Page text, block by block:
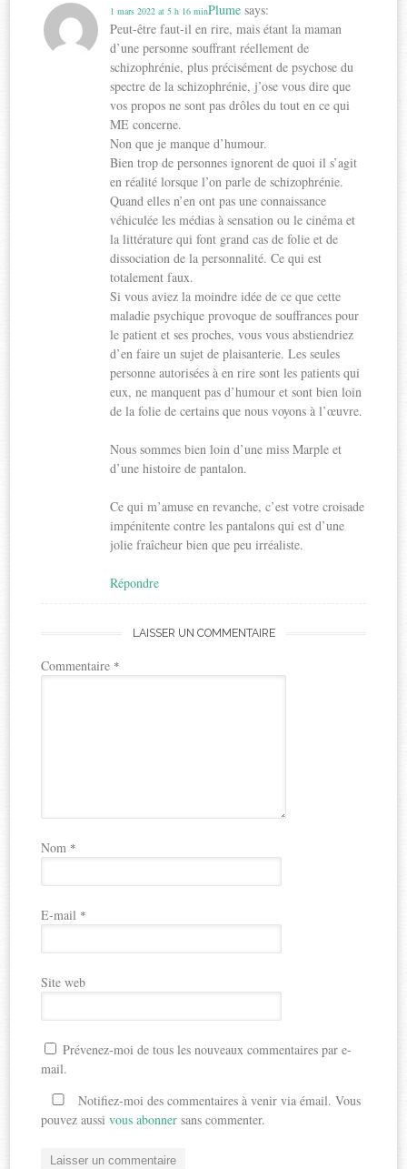
Plume says:
1 mars 2022 at 5 h 16 min
Peut-être faut-il en rire, mais étant la maman
d’une personne souffrant réellement de
schizophrénie, plus précisément de psychose du
spectre de la schizophrénie, j’ose vous dire que
vos propos ne sont pas drôles du tout en ce qui
ME concerne.
Non que je manque d’humour.
Bien trop de personnes ignorent de quoi il s’agit
en réalité lorsque l’on parle de schizophrénie.
Quand elles n’en ont pas une connaissance
véhiculée les médias à sensation ou le cinéma et
la littérature qui font grand cas de folie et de
dissociation de la personnalité. Ce qui est
totalement faux.
Si vous aviez la moindre idée de ce que cette
maladie psychique provoque de souffrances pour
le patient et ses proches, vous vous abstiendriez
d’en faire un sujet de plaisanterie. Les seules
personne autorisées à en rire sont les patients qui
eux, ne manquent pas d’humour et sont bien loin
de la folie de certains que nous voyons à l’œuvre.
Nous sommes bien loin d’une miss Marple et
d’une histoire de pantalon.
Ce qui m’amuse en revanche, c’est votre croisade
impénitente contre les pantalons qui est d’une
jolie fraîcheur bien que peu irréaliste.
Répondre
LAISSER UN COMMENTAIRE
Commentaire *
Nom *
E-mail *
Site web
Prévenez-moi de tous les nouveaux commentaires par e-
mail.
Notifiez-moi des commentaires à venir via émail. Vous
pouvez aussivous abonner sans commenter.